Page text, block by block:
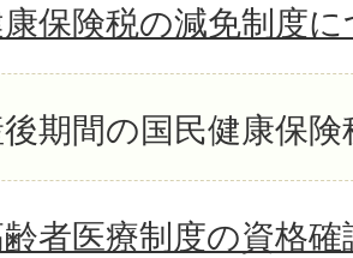
保険税の減免制度
期間の国民健康保
者医療制度の資格